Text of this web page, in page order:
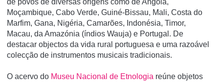
Moçambique, Cabo Verde, Guiné-Bissau, Mali, Costa do
Marfim, Gana, Nigéria, Camarões, Indonésia, Timor,
Macau, da Amazónia (í­ndios Wauja) e Portugal. De
destacar objectos da vida rural portuguesa e uma razoável
colecção de instrumentos musicais tradicionais.
O acervo do Museu Nacional de Etnologia reúne objetos